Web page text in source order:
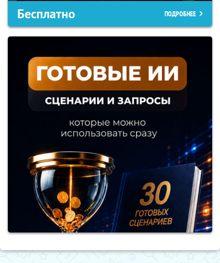
Бесплатно ПОДРОБНЕЕ